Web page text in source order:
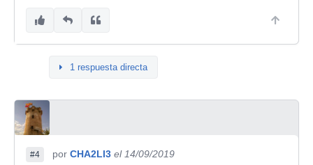
1 respuesta directa
#4 por CHA2LI3 el 14/09/2019